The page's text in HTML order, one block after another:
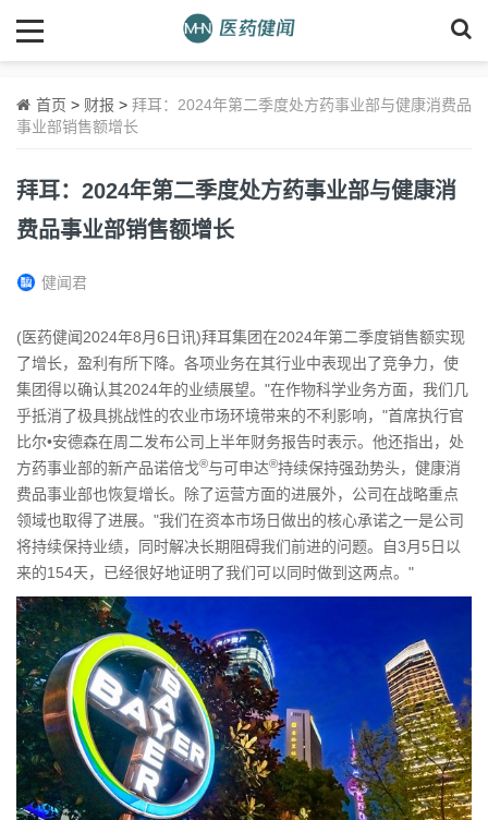
首页 > 财报 > 拜耳：2024年第二季度处方药事业部与健康消费品
事业部销售额增长
拜耳：2024年第二季度处方药事业部与健康消
费品事业部销售额增长
健闻君
(医药健闻2024年8月6日讯)拜耳集团在2024年第二季度销售额实现
了增长，盈利有所下降。各项业务在其行业中表现出了竞争力，使
集团得以确认其2024年的业绩展望。"在作物科学业务方面，我们几
乎抵消了极具挑战性的农业市场环境带来的不利影响，"首席执行官
比尔•安德森在周二发布公司上半年财务报告时表示。他还指出，处
方药事业部的新产品诺倍戈®与可申达®持续保持强劲势头，健康消
费品事业部也恢复增长。除了运营方面的进展外，公司在战略重点
领域也取得了进展。"我们在资本市场日做出的核心承诺之一是公司
将持续保持业绩，同时解决长期阻碍我们前进的问题。自3月5日以
来的154天，已经很好地证明了我们可以同时做到这两点。"